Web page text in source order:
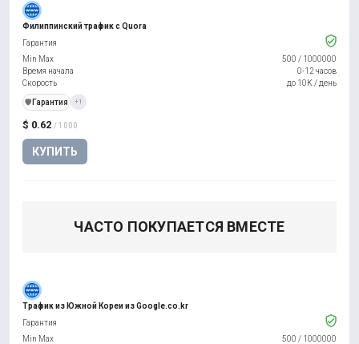
Филиппинский трафик с Quora
$ 0.62 / 1000
КУПИТЬ
Гарантия
Min Max
500 / 1000000
Время начала
0-12 часов
Скорость
до 10К / день
️🛡️ Гарантия +1
ЧАСТО ПОКУПАЕТСЯ ВМЕСТЕ
Трафик из Южной Кореи из Google.co.kr
Гарантия
Min Max
500 / 1000000